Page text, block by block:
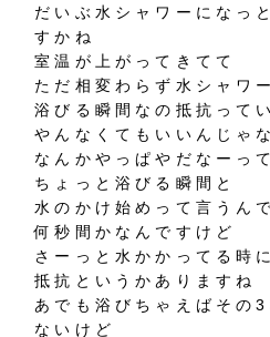
だいぶ水シャワーになっ
すかね
室温が上がってきてて
ただ相変わらず水シャワー
浴びる瞬間なの抵抗って
やんなくてもいいんじゃ
なんかやっぱやだなーって
ちょっと浴びる瞬間と
水のかけ始めって言うん
何秒間かなんですけど
さーっと水かかってる時
抵抗というかありますね
あでも浴びちゃえばその
ないけど